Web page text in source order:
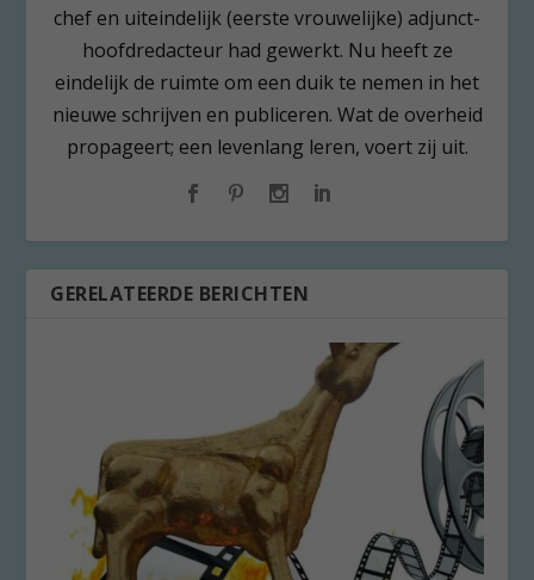
chef en uiteindelijk (eerste vrouwelijke) adjunct-
hoofdredacteur had gewerkt. Nu heeft ze
eindelijk de ruimte om een duik te nemen in het
nieuwe schrijven en publiceren. Wat de overheid
propageert; een levenlang leren, voert zij uit.
GERELATEERDE BERICHTEN